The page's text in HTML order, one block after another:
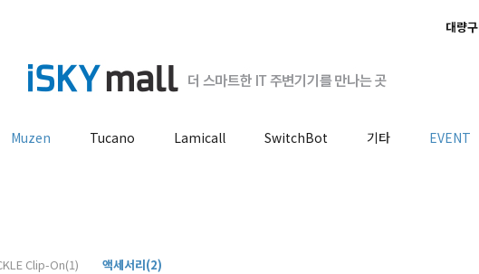
대량
Muzen Tucano Lamicall SwitchBot 기타 EVENT
Clip-On(1) 액세서리(2)